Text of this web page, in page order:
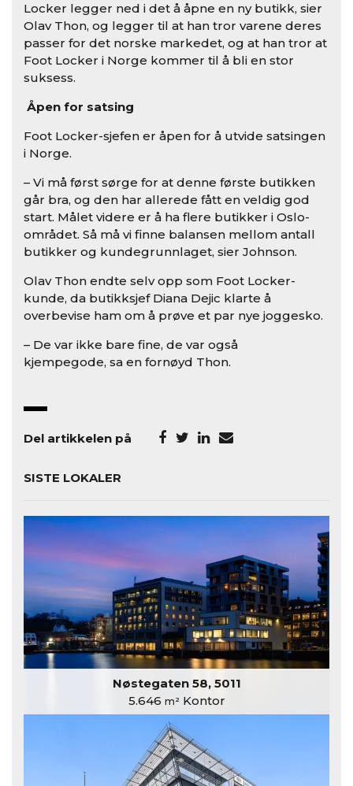
Locker legger ned i det å åpne en ny butikk, sier
Olav Thon, og legger til at han tror varene deres
passer for det norske markedet, og at han tror at
Foot Locker i Norge kommer til å bli en stor
suksess.
Åpen for satsing
Foot Locker-sjefen er åpen for å utvide satsingen
i Norge.
– Vi må først sørge for at denne første butikken
går bra, og den har allerede fått en veldig god
start. Målet videre er å ha flere butikker i Oslo-
området. Så må vi finne balansen mellom antall
butikker og kundegrunnlaget, sier Johnson.
Olav Thon endte selv opp som Foot Locker-
kunde, da butikksjef Diana Dejic klarte å
overbevise ham om å prøve et par nye joggesko.
– De var ikke bare fine, de var også
kjempegode, sa en fornøyd Thon.
Del artikkelen på
SISTE LOKALER
Nøstegaten 58, 5011
5.646 m²Kontor